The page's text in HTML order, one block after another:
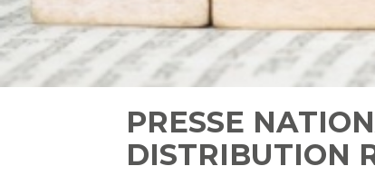
PRESSE
DISTRIBUTION